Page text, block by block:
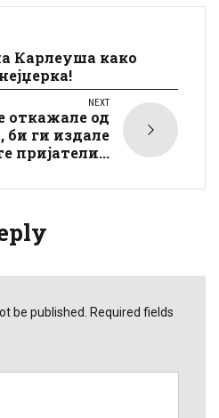
Карлеуша како
NEXT
откажале од
би ги издале
пријатели...
be published. Required fields